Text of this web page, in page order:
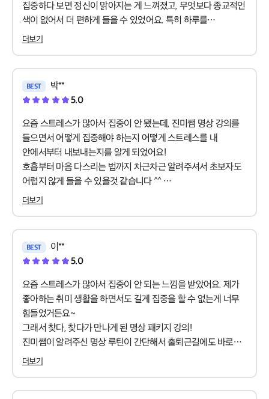
집중하다 보면 정신이 맑아지는 게 느껴졌고, 무엇보다 종교적인
색이 없어서 더 편하게 들을 수 있었어요. 특히 하루를
마무리하며 듣는 시간이 저에게는 작은 쉼표가 되어 주고
더보기
BEST
박**
5.0
요즘 스트레스가 많아서 집중이 안 됐는데, 진미쌤 명상 강의를
들으면서 어떻게 집중해야 하는지 어떻게 스트레스를 내
안에서부터 내보내는지를 알게 되었어요!
호흡부터 마음 다스리는 법까지 차근차근 알려주셔서 초보자도
어렵지 않게 들을 수 있을것 같습니다 ^^
목소리가 따뜻해서 듣기만 해도 안정감이 느껴졌다고 하면
하루의 마무리가 훨씬 평화로워졌어요.
더보기
BEST
이**
5.0
요즘 스트레스가 많아서 집중이 안 되는 느낌을 받았어요. 제가
좋아하는 취미 생활을 하면서도 길게 집중을 할 수 없는게 너무
힘들었거든요~
그래서 찾다, 찾다가 만나게 된 명상 패키지 강의!
진미쌤이 알려주신 명상 루틴이 간단해서 출퇴근길에도 바로
적용할 수 있었습니다.
더보기